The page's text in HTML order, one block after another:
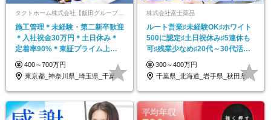
タクトホーム株式会社【飯田グループホールディングス】
施工管理＊未経験・第二新卒歓迎
＊入社祝金30万円＊土日休み＊
定着率90%＊東証プライム上場
グループ採用
400～700万円
東京都_神奈川県_埼玉県_千葉県_大阪府…
株式会社富士薬品
ルート営業♯未経験OK♯ホワイト
500に認定♯土日祝休み♯5連休も
可♯残業少なめ♯20代～30代活躍
中
300～400万円
千葉県_北海道_岩手県_秋田県_山形県_…